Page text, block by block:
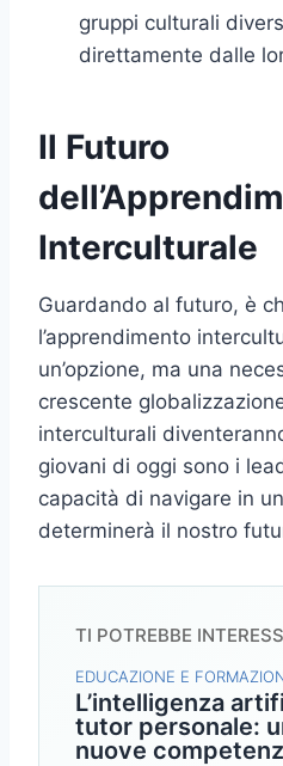
gruppi culturali
direttamente dalle
Il Futuro
Interculturale
Guardando al futuro, è
l’apprendimento
un’opzione, ma una
crescente
interculturali
giovani di oggi sono i
capacità di navigare in
determinerà il nostro
TI POTREBBE
EDUCAZIONE E
L’intelligenza
tutor personale:
nuove